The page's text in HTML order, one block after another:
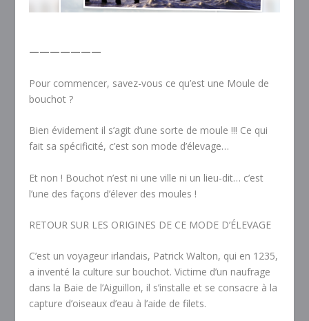
———————
Pour commencer, savez-vous ce qu’est une Moule de
bouchot ?
Bien évidement il s’agit d’une sorte de moule !!! Ce qui
fait sa spécificité, c’est son mode d’élevage…
Et non ! Bouchot n’est ni une ville ni un lieu-dit… c’est
l’une des façons d’élever des moules !
RETOUR SUR LES ORIGINES DE CE MODE D’ÉLEVAGE
C’est un voyageur irlandais, Patrick Walton, qui en 1235,
a inventé la culture sur bouchot. Victime d’un naufrage
dans la Baie de l’Aiguillon, il s’installe et se consacre à la
capture d’oiseaux d’eau à l’aide de filets.